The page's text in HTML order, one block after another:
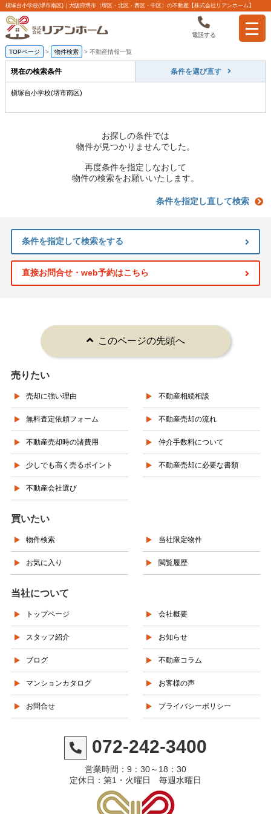
槇塚台小学校(堺市南区)｜大阪府堺市（堺区・北区・西区・中区）の不動産【株式会社リアンホーム】
電話する
TOPページ > 物件検索 > 不動産情報一覧
現在の検索条件 条件を選び直す
槇塚台小学校(堺市南区)
お探しの条件では
物件が見つかりませんでした。
再度条件を指定しなおして
物件の検索をお願いいたします。
条件を指定し直して検索
条件を指定して検索をする
直接お問合せ・web予約はこちら
このページの先頭へ
売りたい
売却に強い理由 不動産相続相談
無料査定依頼フォーム 不動産売却の流れ
不動産売却時の諸費用 仲介手数料について
少しでも高く売るポイント 不動産売却に必要な書類
不動産会社選び
買いたい
物件検索 当社限定物件
お気に入り 閲覧履歴
当社について
トップページ 会社概要
スタッフ紹介 お知らせ
ブログ 不動産コラム
マンションカタログ お客様の声
お問合せ プライバシーポリシー
072-242-3400
営業時間：9：30～18：30
定休日：第1・火曜日 毎週水曜日